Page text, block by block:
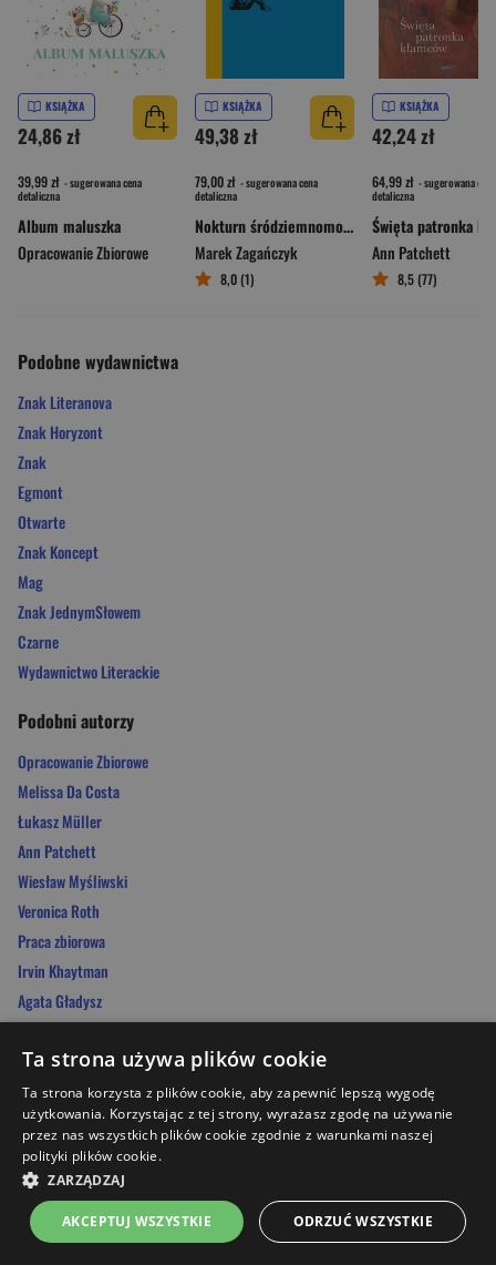
KSIĄŻKA
24,86 zł
39,99 zł - sugerowana cena
detaliczna
Album maluszka
Opracowanie Zbiorowe
KSIĄŻKA
49,38 zł
79,00 zł - sugerowana cena
detaliczna
Nokturn śródziemnomorski
Marek Zagańczyk
8,0 (1)
KSIĄŻKA
42,24 zł
64,99 zł - sugerowana cena
detaliczna
Ann Patchett
8,5 (77)
Podobne wydawnictwa
Znak Literanova
Znak Horyzont
Znak
Egmont
Otwarte
Znak Koncept
Mag
Znak JednymSłowem
Czarne
Wydawnictwo Literackie
Podobni autorzy
Opracowanie Zbiorowe
Melissa Da Costa
Łukasz Müller
Ann Patchett
Wiesław Myśliwski
Veronica Roth
Praca zbiorowa
Irvin Khaytman
Agata Gładysz
DARMOWA DOSTAWA
Nowości, promocje, inspiracje – wszystko na Twoim mailu.
*Kod jednorazowego użycia przy minimalnej wartości koszyka 89 zł.
Twój adres e-mail
Ta strona używa plików cookie
Ta strona korzysta z plików cookie, aby zapewnić lepszą wygodę
użytkowania. Korzystając z tej strony, wyrażasz zgodę na używanie
przez nas wszystkich plików cookie zgodnie z warunkami naszej
polityki plików cookie.
ZARZĄDZAJ
AKCEPTUJ WSZYSTKIE ODRZUĆ WSZYSTKIE